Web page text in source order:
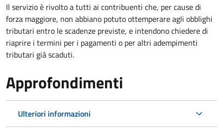
Il servizio è rivolto a tutti ai contribuenti che, per cause di
forza maggiore, non abbiano potuto ottemperare agli obblighi
tributari entro le scadenze previste, e intendono chiedere di
riaprire i termini per i pagamenti o per altri adempimenti
tributari già scaduti.
Approfondimenti
Ulteriori informazioni